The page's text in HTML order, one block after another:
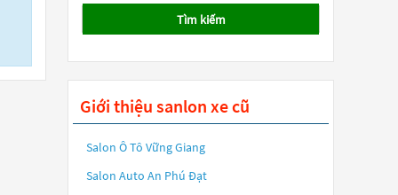
Tìm kiếm
Giới thiệu sanlon xe cũ
Salon Ô Tô Vững Giang
Salon Auto An Phú Đạt